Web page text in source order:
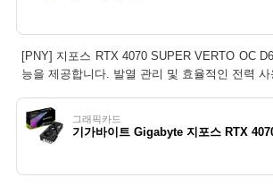
[PNY] 지포스 RTX 4070 SUPER VERTO OC
능을 제공합니다. 발열 관리 및 효율적인 전력
그래픽카드
기가바이트 Gigabyte 지포스 RTX